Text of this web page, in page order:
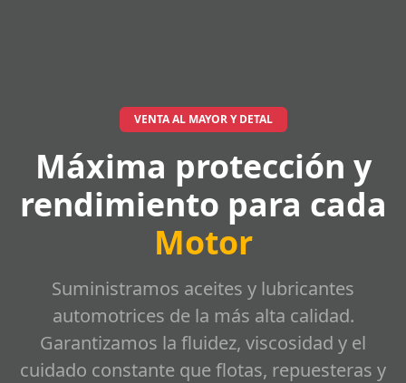
VENTA AL MAYOR Y DETAL
Máxima protección y
rendimiento para cada
Motor
Suministramos aceites y lubricantes
automotrices de la más alta calidad.
Garantizamos la fluidez, viscosidad y el
cuidado constante que flotas, repuesteras y